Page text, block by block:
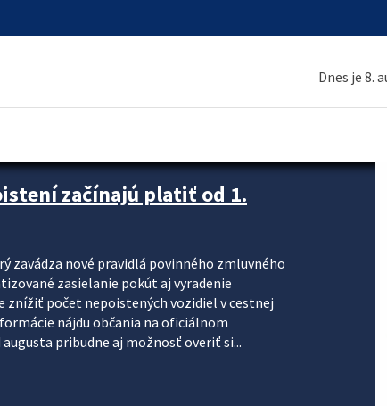
Dnes je 8.
začínajú platiť od 1.
zavádza nové pravidlá povinného zmluvného
zasielanie pokút aj vyradenie
znížiť počet nepoistených vozidiel v cestnej
nájdu občania na oficiálnom
pribudne aj možnosť overiť si...